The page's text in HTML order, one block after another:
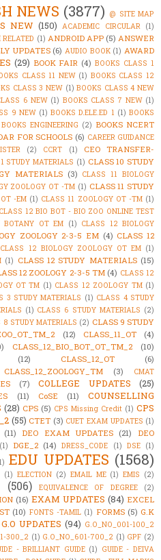
NEWS (3877) @ SITE MAP
NEW (150) ACADEMIC CIRCULAR (1)
(1) ANDROID APP (5) ANSWER
UPDATES (6) AUDIO BOOK (1) AWARD
(29) BOOK FAIR (4) BOOKS CLASS 1
CLASS 11 NEW (1) BOOKS CLASS 12
CLASS 3 NEW (1) BOOKS CLASS 4 NEW
6 NEW (1) BOOKS CLASS 7 NEW (1)
9 NEW (1) BOOKS D.ELE.ED 1 (1) BOOKS
BOOKS ENGINEERING (2) BOOKS NCERT
FOR SCHOOLS (6) CAREER GUIDANCE
(2) CCRT (1)
CEO TRANSFER-
STUDY MATERIALS (1) CLASS 10 STUDY
MATERIALS (3) CLASS 11 BIOLOGY
ZOOLOGY OT -TM (1) CLASS 11 STUDY
-EM (1) CLASS 11 ZOOLOGY OT -TM (1)
CLASS 12 BIO BOT - BIO ZOO ONLINE TEST
BOTANY OT EM (1) CLASS 12 BIOLOGY
ZOOLOGY 2-3-5 EM (4) CLASS 12
CLASS 12 BIOLOGY ZOOLOGY OT EM (1)
(1) CLASS 12 STUDY MATERIALS (15)
12 ZOOLOGY 2-3-5 TM (4) CLASS 12
OT TM (1) CLASS 12 ZOOLOGY TM (1)
3 STUDY MATERIALS (1) CLASS 4 STUDY
(1) CLASS 6 STUDY MATERIALS (2)
8 STUDY MATERIALS (2) CLASS 9 STUDY
(12) CLASS_11_OT
(4)
CLASS_12_BIO_BOT_OT_TM_2
(10)
(12) CLASS_12_OT
(6)
CLASS_12_ZOOLOGY_TM (3)
CMAT
(7) COLLEGE UPDATES (25)
(11) CoSE (11)
COUNSELLING
(28) CPS (5) CPS Missing Credit (1) CPS
(55) CTET (3) CUET EXAM UPDATES (1)
(11) DEO EXAM UPDATES (21)
DEO
(1) DGE_2 (14) DRESS_CODE (1) DSE (1)
EDU UPDATES (1568)
(1) ELECTION (2) EMAIL ME (1) EMIS (2)
(506) EQUIVALENCE OF DEGREE (2)
(16) EXAM UPDATES (84) EXCEL
(10) FONTS -TAMIL (1) FORMS (5) G.K
G.O UPDATES (94) G.O_NO_001-100_2
300_2 (1) G.O_NO_601-700_2 (1) GPF (2)
- BRILLIANT GUIDE (1) GUIDE - DEIVA